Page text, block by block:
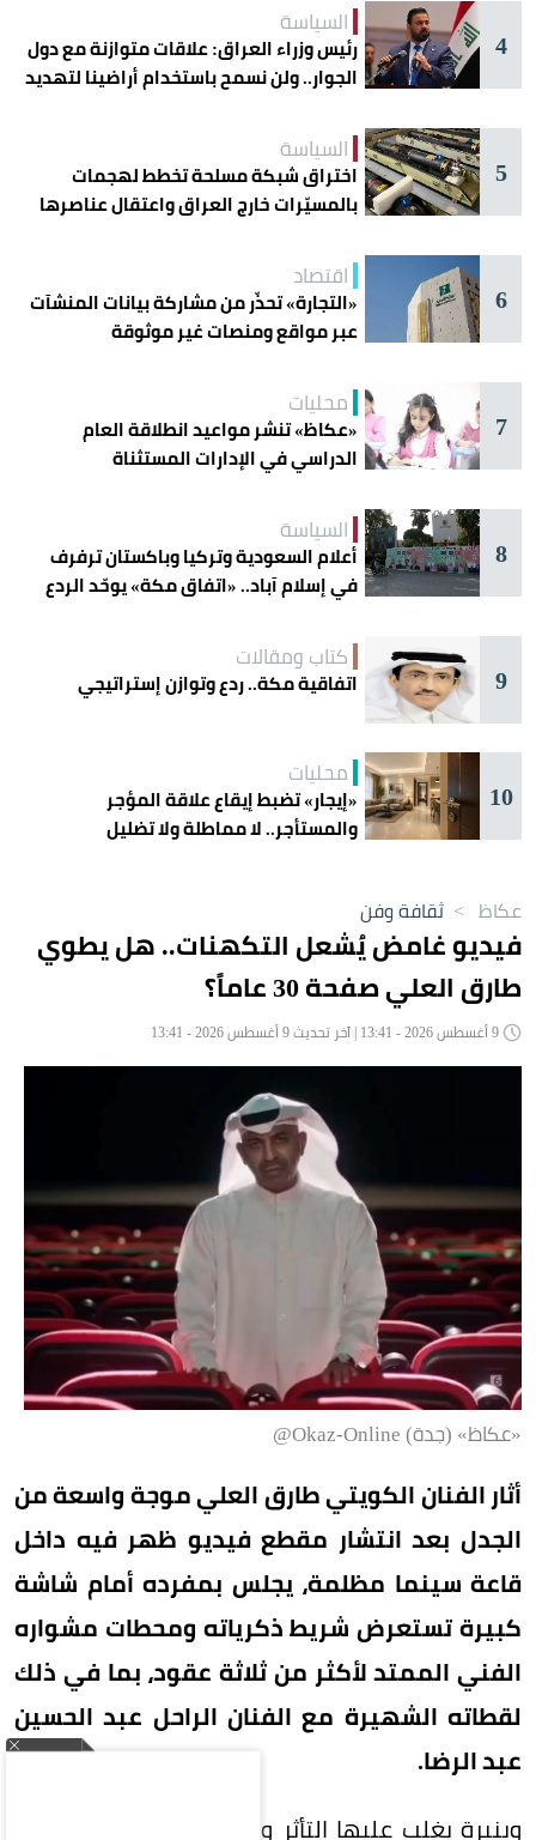
4
السياسة
رئيس وزراء العراق: علاقات متوازنة مع دول
الجوار.. ولن نسمح باستخدام أراضينا لتهديد
5
السياسة
اختراق شبكة مسلحة تخطط لهجمات
بالمسيّرات خارج العراق واعتقال عناصرها
6
اقتصاد
«التجارة» تحذّر من مشاركة بيانات المنشآت
عبر مواقع ومنصات غير موثوقة
7
محليات
«عكاظ» تنشر مواعيد انطلاقة العام
الدراسي في الإدارات المستثناة
8
السياسة
أعلام السعودية وتركيا وباكستان ترفرف
في إسلام آباد.. «اتفاق مكة» يوحّد الردع
9
كتاب ومقالات
اتفاقية مكة.. ردع وتوازن إستراتيجي
10
محليات
«إيجار» تضبط إيقاع علاقة المؤجر
والمستأجر.. لا مماطلة ولا تضليل
عكاظ > ثقافة وفن
فيديو غامض يُشعل التكهنات.. هل يطوي
طارق العلي صفحة 30 عاماً؟
«عكاظ» (جدة) Okaz-Online@
أثار الفنان الكويتي طارق العلي موجة واسعة من
الجدل بعد انتشار مقطع فيديو ظهر فيه داخل
قاعة سينما مظلمة، يجلس بمفرده أمام شاشة
كبيرة تستعرض شريط ذكرياته ومحطات مشواره
الفني الممتد لأكثر من ثلاثة عقود، بما في ذلك
لقطاته الشهيرة مع الفنان الراحل عبد الحسين
عبد الرضا.
وبنبرة يغلب عليها التأثر والشجن، قال العلي: «أكثر